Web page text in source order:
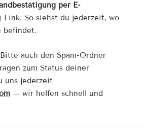
per E-
Link. So siehst du jederzeit, wo
befindet.
auch den Spam-Ordner
zum Status deiner
uns jederzeit
– wir helfen schnell und